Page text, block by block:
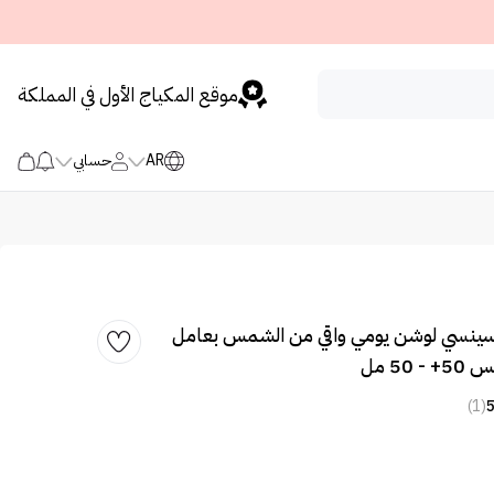
موقع المكياج الأول في المملكة
AR حسابي
سينسي لوشن يومي واقي من الشمس بعامل
مل
5
(1)